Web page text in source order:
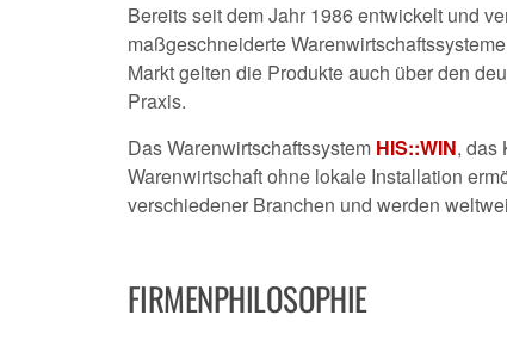
Bereits seit dem Jahr 1986 entwickelt und
maßgeschneiderte
Markt gelten die Produkte auch über den
Praxis.
Das Warenwirtschaftssystem HIS::WIN, das
Warenwirtschaft ohne lokale Installation
verschiedener Branchen und werden
FIRMENPHILOSOPHIE